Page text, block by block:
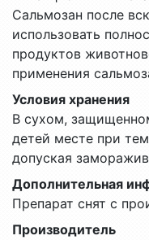
Сальмозан после
использовать
продуктов
применения
Условия хранения
В сухом,
детей месте при
допуская
Дополнительная
Препарат снят с
Производитель